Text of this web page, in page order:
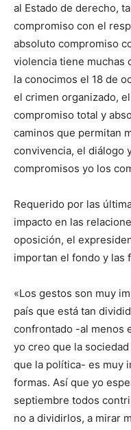
al Estado de derecho,
compromiso con el
absoluto compromiso
violencia tiene muchas
la conocimos el 18 de
el crimen organizado,
compromiso total y
caminos que permitan
convivencia, el diálogo
compromisos yo los
Requerido por las
impacto en las
oposición, el
importan el fondo y las
«Los gestos son muy
país que está tan
confrontado -al menos
yo creo que la
que la política- es muy
formas. Así que yo
septiembre todos
no a dividirlos, a mirar